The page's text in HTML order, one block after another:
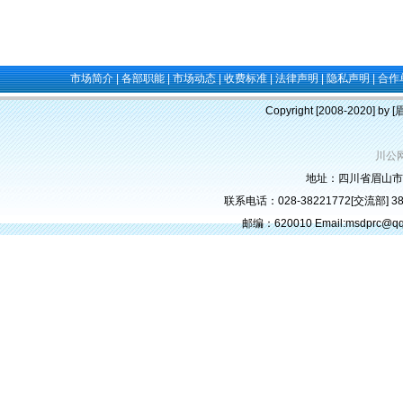
市场简介|各部职能|市场动态|收费标准|法律声明|隐私声明|合作
Copyright [2008-2020] by [
川公
地址：四川省眉山
联系电话：028-38221772[交流部]
邮编：620010